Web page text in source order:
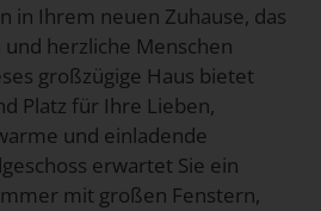
in Ihrem neuen Zuhause, das
herzliche Menschen
großzügige Haus bietet
Platz für Ihre Lieben,
und einladende
erwartet Sie ein
mit großen Fenstern,